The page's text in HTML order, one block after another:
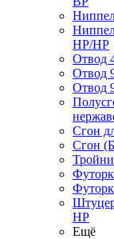
НР/НР
Отвод
Отвод
Отвод
Сгон
Сгон
НР
Ещё